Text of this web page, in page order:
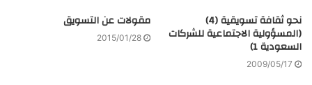
نحو ثقافة تسويقية (4)
(المسؤولية الاجتماعية للشركات
السعودية 1)
2009/05/17
مقولات عن التسويق
2015/01/28